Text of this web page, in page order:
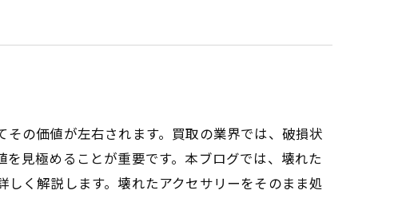
の価値が左右されます。買取の業界では、破損状
見極めることが重要です。本ブログでは、壊れた
く解説します。壊れたアクセサリーをそのまま処